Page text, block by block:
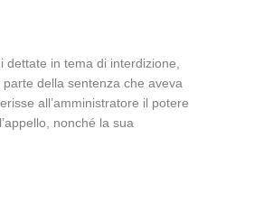
in tema di interdizione,
della sentenza che aveva
all’amministratore il potere
nonché la sua